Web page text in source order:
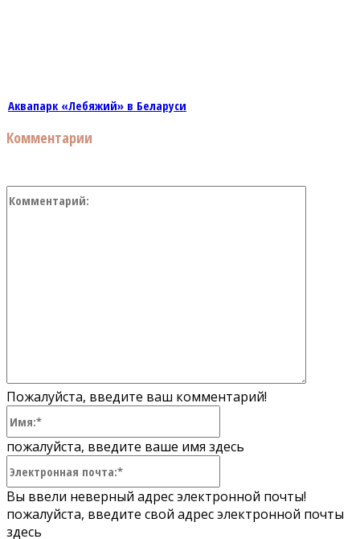
Аквапарк «Лебяжий» в Беларуси
Комментарии
Пожалуйста, введите ваш комментарий!
пожалуйста, введите ваше имя здесь
Вы ввели неверный адрес электронной почты!
пожалуйста, введите свой адрес электронной почты
здесь